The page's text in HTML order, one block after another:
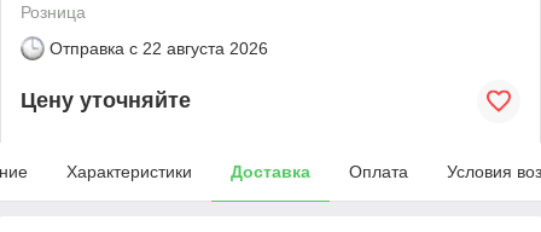
Розница
Отправка с 22 августа 2026
Цену уточняйте
Характеристики Доставка Оплата Условия